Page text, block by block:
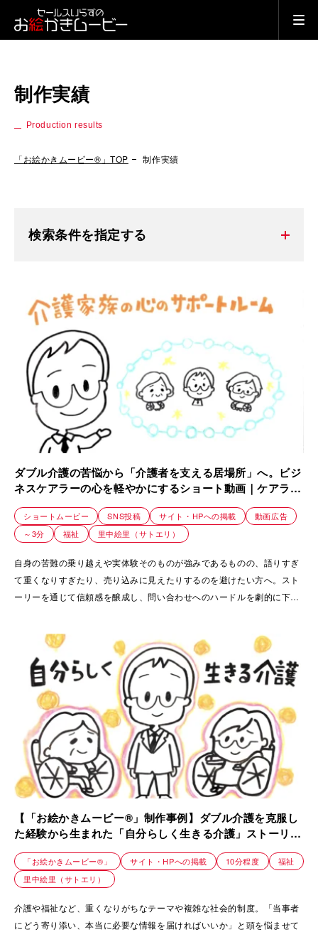
制作実績
Production results
「お絵かきムービー®」TOP 制作実績
検索条件を指定する
ダブル介護の苦悩から「介護者を支える居場所」へ。ビジ
ネスケアラーの心を軽やかにするショート動画｜ケアラー
ズケア
ショートムービー SNS投稿 サイト・HPへの掲載
動画広告
～3分
福祉 里中絵里（サトエリ）
自身の苦難の乗り越えや実体験そのものが強みであるものの、語りすぎ
て重くなりすぎたり、売り込みに見えたりするのを避けたい方へ。スト
ーリーを通じて信頼感を醸成し、問い合わせへのハードルを劇的に下げ
【「お絵かきムービー®」制作事例】ダブル介護を克服し
た経験から生まれた「自分らしく生きる介護」ストーリー
｜ケアラーズケア
「お絵かきムービー®」 サイト・HPへの掲載 10分程度
福祉
里中絵里（サトエリ）
介護や福祉など、重くなりがちなテーマや複雑な社会的制度。「当事者
にどう寄り添い、本当に必要な情報を届ければいいか」と頭を悩ませて